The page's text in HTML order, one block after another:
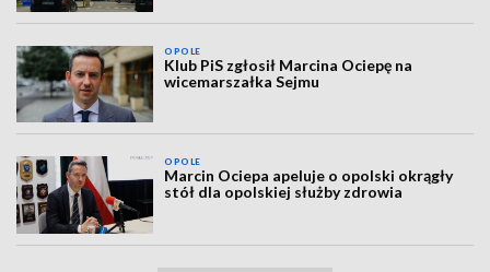
OPOLE
Klub PiS zgłosił Marcina Ociepę na
wicemarszałka Sejmu
OPOLE
Marcin Ociepa apeluje o opolski okrągły
stół dla opolskiej służby zdrowia